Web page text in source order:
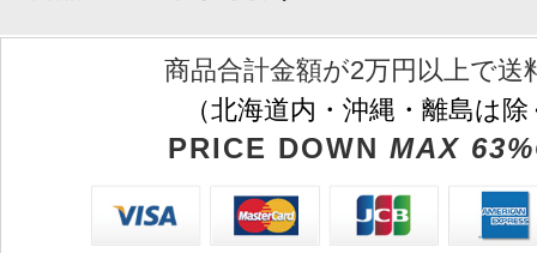
商品合計金額が2万円以上で送
（北海道内・沖縄・離島は
PRICE DOWN MAX